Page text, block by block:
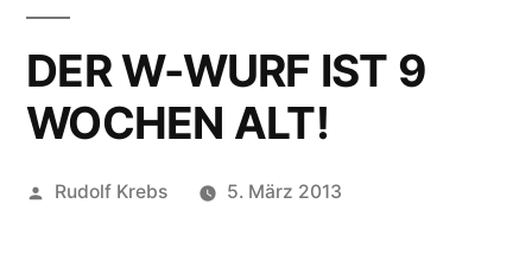
DER W-WURF IST 9
WOCHEN ALT!
Veröffentlicht
Rudolf Krebs 5. März 2013